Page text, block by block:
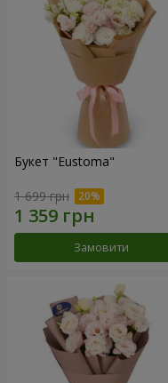
Букет "Eustoma"
1 699 грн
Замовити